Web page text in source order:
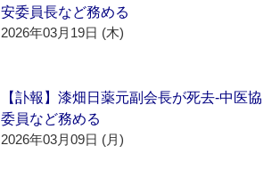
安委員長など務める
2026年03月19日 (木)
【訃報】漆畑日薬元副会長が死去‐中医協
委員など務める
2026年03月09日 (月)